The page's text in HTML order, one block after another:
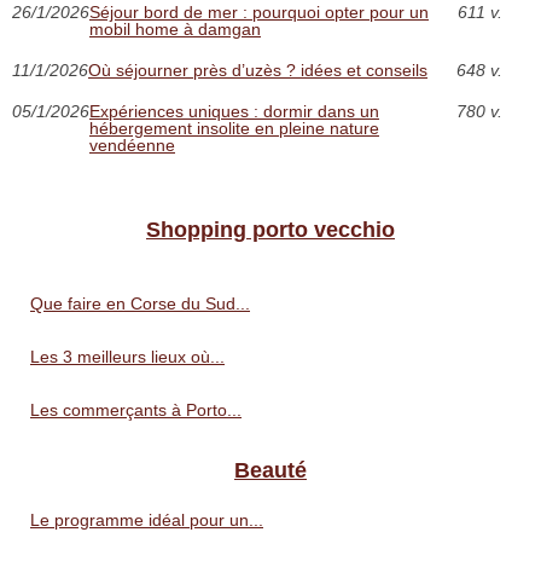
26/1/2026Séjour bord de mer : pourquoi opter pour un
mobil home à damgan
611 v.
11/1/2026Où séjourner près d’uzès ? idées et conseils 648 v.
05/1/2026Expériences uniques : dormir dans un
hébergement insolite en pleine nature
vendéenne
780 v.
Shopping porto vecchio
Que faire en Corse du Sud...
Les 3 meilleurs lieux où...
Les commerçants à Porto...
Beauté
Le programme idéal pour un...